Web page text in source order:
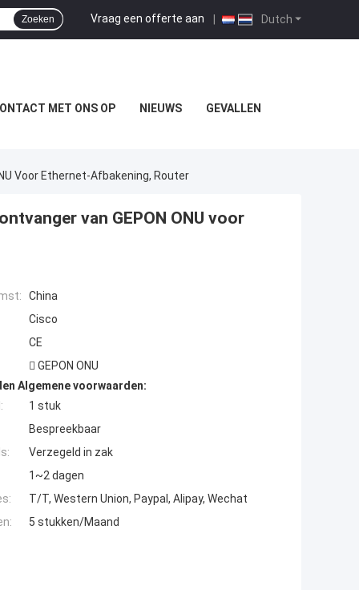
Dutch
Vraag een offerte aan |
Zoeken
MET ONS OP NIEUWS GEVALLEN
Voor Ethernet-Afbakening, Router
van GEPON ONU voor
China
Cisco
CE
 GEPON ONU
Algemene voorwaarden:
1 stuk
Bespreekbaar
Verzegeld in zak
1~2 dagen
T/T, Western Union, Paypal, Alipay, Wechat
5 stukken/Maand